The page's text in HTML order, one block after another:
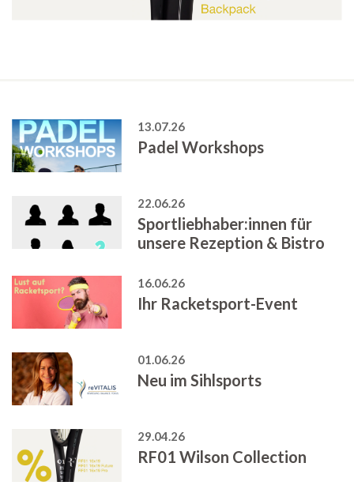
13.07.26
Padel Workshops
22.06.26
Sportliebhaber:innen für
unsere Rezeption & Bistro
16.06.26
Ihr Racketsport-Event
01.06.26
Neu im Sihlsports
29.04.26
RF01 Wilson Collection